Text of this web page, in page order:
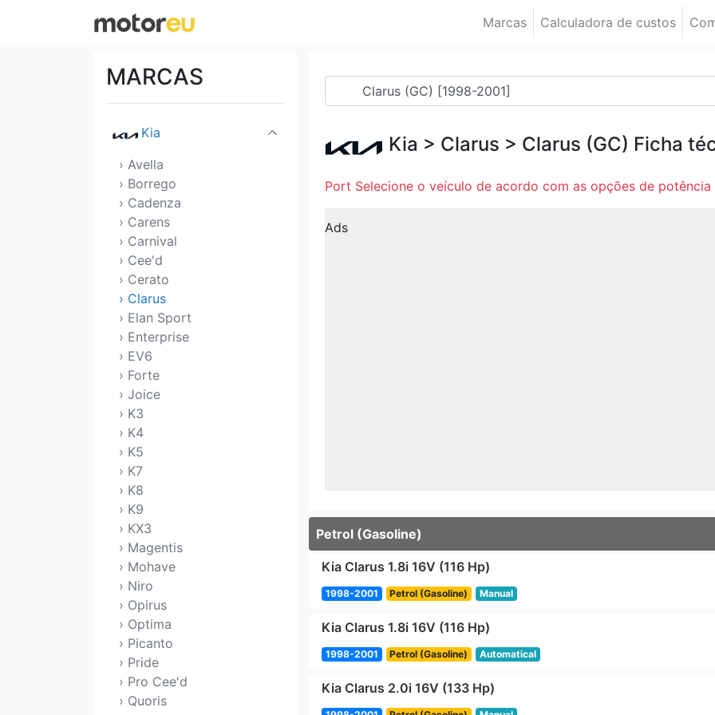
Marcas Calculadora de custos
MARCAS
Iveco
Kia
› Avella
› Borrego
› Cadenza
› Carens
› Carnival
› Cee'd
› Cerato
› Clarus
› Elan Sport
› Enterprise
› EV6
› Forte
› Joice
› K3
› K4
› K5
› K7
› K8
› K9
› KX3
› Magentis
› Mohave
› Niro
› Opirus
› Optima
› Picanto
› Pride
› Pro Cee'd
› Quoris
Kia > Clarus > Clarus (GC) Ficha
Port Selecione o veículo de acordo com as opções de potência
Ads
Petrol (Gasoline)
Kia Clarus 1.8i 16V (116 Hp)
1998-2001 Petrol (Gasoline) Manual
Kia Clarus 1.8i 16V (116 Hp)
1998-2001 Petrol (Gasoline) Automatical
Kia Clarus 2.0i 16V (133 Hp)